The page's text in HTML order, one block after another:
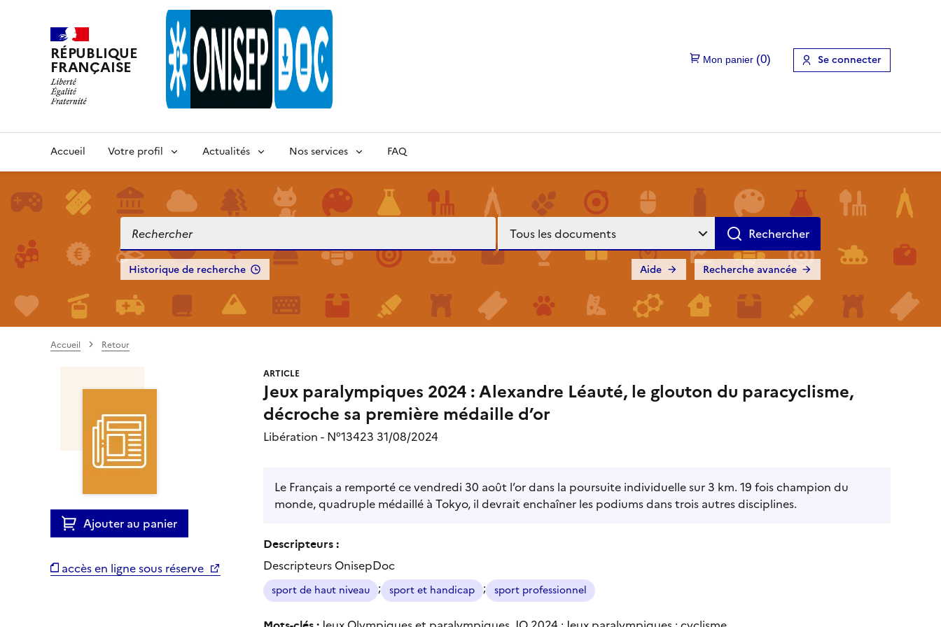
RÉPUBLIQUE
FRANÇAISE Se connecter
Accueil Votre profil Actualités Nos services FAQ
Historique de recherche Recherche avancée
Aide
Accueil Retour
Ajouter au panier
accès en ligne sous réserve
ARTICLE
Jeux paralympiques 2024 : Alexandre Léauté, le glouton du paracyclisme,
décroche sa première médaille d’or
Libération - N°13423 31/08/2024
Le Français a remporté ce vendredi 30 août l’or dans la poursuite individuelle sur 3 km. 19 fois champion du
monde, quadruple médaillé à Tokyo, il devrait enchaîner les podiums dans trois autres disciplines.
Descripteurs :
Descripteurs OnisepDoc
sport de haut niveau ; sport et handicap ; sport professionnel